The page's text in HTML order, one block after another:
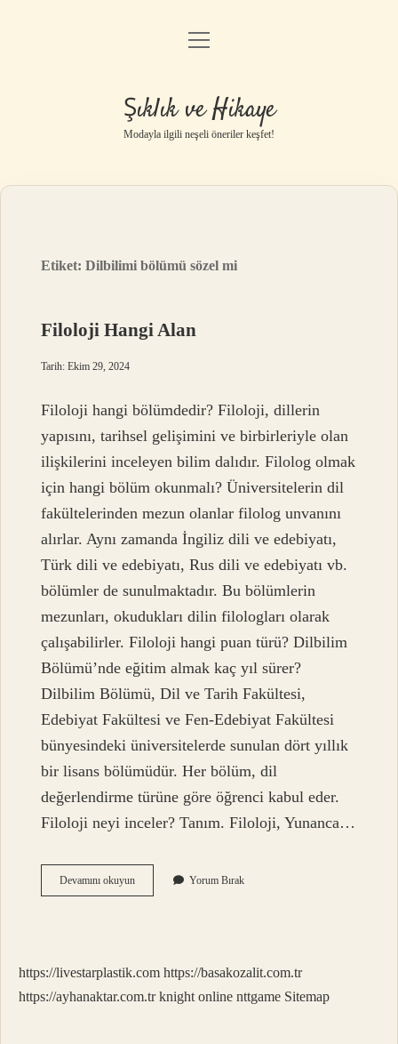
Gizlilik Politikası
Yasal Uyarı
menüyü
Şıklık ve Hikaye
Modayla ilgili neşeli öneriler keşfet!
Etiket:Dilbilimi bölümü sözel mi
Filoloji Hangi Alan
Tarih: Ekim 29, 2024
Filoloji hangi bölümdedir? Filoloji, dillerin
yapısını, tarihsel gelişimini ve birbirleriyle olan
ilişkilerini inceleyen bilim dalıdır. Filolog olmak
için hangi bölüm okunmalı? Üniversitelerin dil
fakültelerinden mezun olanlar filolog unvanını
alırlar. Aynı zamanda İngiliz dili ve edebiyatı,
Türk dili ve edebiyatı, Rus dili ve edebiyatı vb.
bölümler de sunulmaktadır. Bu bölümlerin
mezunları, okudukları dilin filologları olarak
çalışabilirler. Filoloji hangi puan türü? Dilbilim
Bölümü’nde eğitim almak kaç yıl sürer?
Dilbilim Bölümü, Dil ve Tarih Fakültesi,
Edebiyat Fakültesi ve Fen-Edebiyat Fakültesi
bünyesindeki üniversitelerde sunulan dört yıllık
bir lisans bölümüdür. Her bölüm, dil
değerlendirme türüne göre öğrenci kabul eder.
Filoloji neyi inceler? Tanım. Filoloji, Yunanca…
Devamını okuyunFiloloji
Hangi
Yorum Bırak
https://livestarplastik.com https://basakozalit.com.tr
https://ayhanaktar.com.tr knight online nttgame Sitemap